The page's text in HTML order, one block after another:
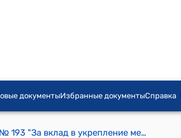
документыИзбранные документыСправка
Указ Президента КР от 7 апреля 2009 года УП № 193 "За вклад в укрепление межнационального согласия и единства в республике, а также в развитие национальных культур"